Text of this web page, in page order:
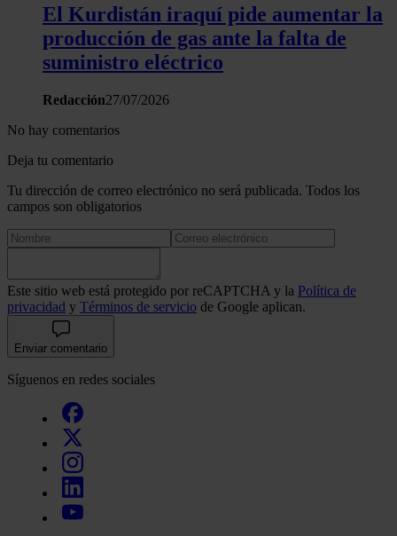
El Kurdistán iraquí pide aumentar la
producción de gas ante la falta de
suministro eléctrico
Redacción27/07/2026
No hay comentarios
Deja tu comentario
Tu dirección de correo electrónico no será publicada. Todos los
campos son obligatorios
Este sitio web está protegido por reCAPTCHA y la Política de
privacidad y Términos de servicio de Google aplican.
Enviar comentario
Síguenos en redes sociales